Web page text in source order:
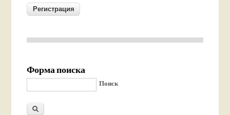
Форма поиска
Поиск